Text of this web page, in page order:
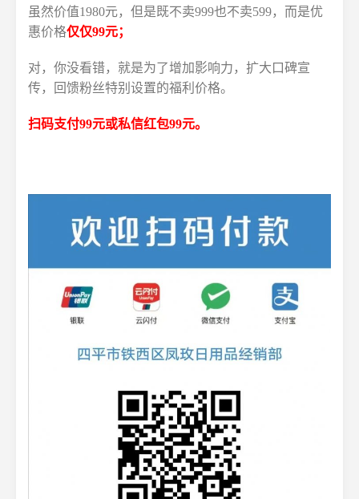
虽然价值1980元，但是既不卖999也不卖599，而是优
惠价格仅仅99元；
对，你没看错，就是为了增加影响力，扩大口碑宣
传，回馈粉丝特别设置的福利价格。
扫码支付99元或私信红包99元。